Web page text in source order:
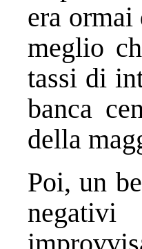
era
meglio
tassi di
banca
della
Poi, un